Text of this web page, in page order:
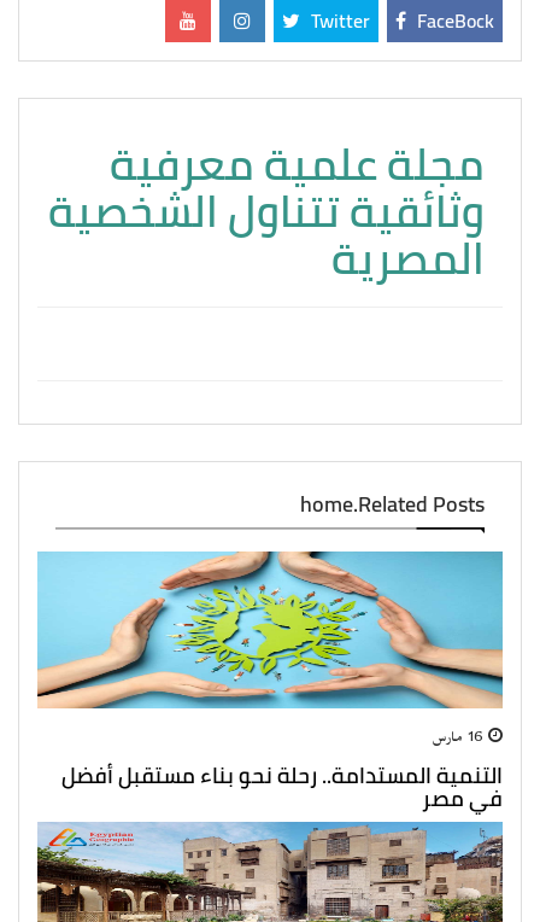
FaceBock
Twitter
مجلة علمية معرفية
وثائقية تتناول الشخصية
المصرية
home.Related Posts
التنمية المستدامة.. رحلة نحو بناء مستقبل أفضل
في مصر